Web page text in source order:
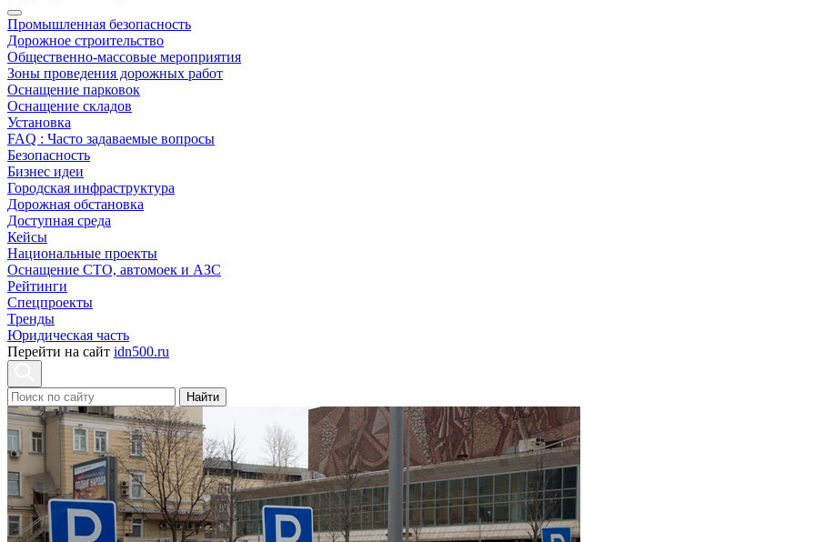
Промышленная безопасность
Дорожное строительство
Общественно‑массовые мероприятия
Зоны проведения дорожных работ
Оснащение парковок
Оснащение складов
Установка
FAQ : Часто задаваемые вопросы
Безопасность
Бизнес идеи
Городская инфраструктура
Дорожная обстановка
Доступная среда
Кейсы
Национальные проекты
Оснащение СТО, автомоек и АЗС
Рейтинги
Спецпроекты
Тренды
Юридическая часть
Перейти на сайт idn500.ru
Найти